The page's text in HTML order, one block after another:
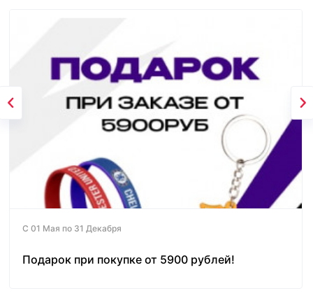
С 01 Мая по 31 Декабря
Подарок при покупке от 5900 рублей!